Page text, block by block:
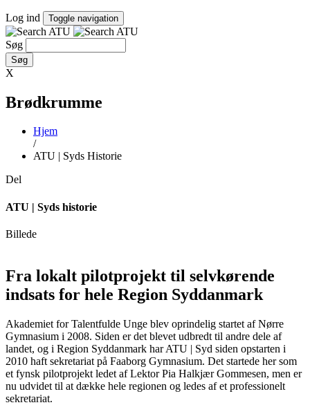
Log ind Toggle navigation
Søg
X
Brødkrumme
Hjem
/
ATU | Syds Historie
Del
ATU | Syds historie
Billede
Fra lokalt pilotprojekt til selvkørende
indsats for hele Region Syddanmark
Akademiet for Talentfulde Unge blev oprindelig startet af Nørre
Gymnasium i 2008. Siden er det blevet udbredt til andre dele af
landet, og i Region Syddanmark har ATU | Syd siden opstarten i
2010 haft sekretariat på Faaborg Gymnasium. Det startede her som
et fynsk pilotprojekt ledet af Lektor Pia Halkjær Gommesen, men er
nu udvidet til at dække hele regionen og ledes af et professionelt
sekretariat.